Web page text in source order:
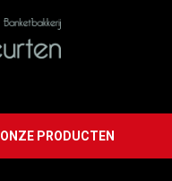
ONZE PRODUCTEN